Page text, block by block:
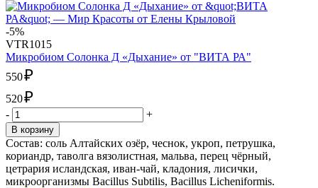
-5%
VTR1015
Микробиом Солонка Д «Дыхание» от "ВИТА РА"
550₽
520₽
- +
В корзину
Состав: соль Алтайских озёр, чеснок, укроп, петрушка,
кориандр, таволга вязолистная, мальва, перец чёрный,
цетрария исландская, иван-чай, кладония, лисички,
микроорганизмы Bacillus Subtilis, Bacillus Licheniformis.